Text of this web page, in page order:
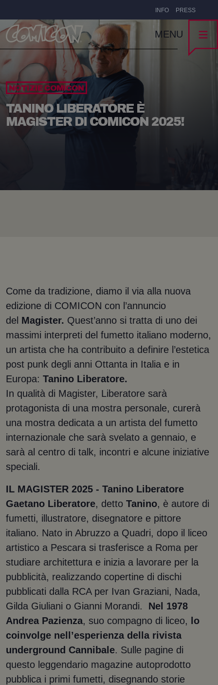
INFO PRESS
MENU
NOTIZIE COMICON
TANINO LIBERATORE È
MAGISTER DI COMICON 2025!
Come da tradizione, diamo il via alla nuova
edizione di COMICON con l’annuncio
del Magister. Quest’anno si tratta di uno dei
massimi interpreti del fumetto italiano moderno,
un artista che ha contribuito a definire l’estetica
post punk degli anni Ottanta in Italia e in
Europa: Tanino Liberatore.
In qualità di Magister, Liberatore sarà
protagonista di una mostra personale, curerà
una mostra dedicata a un artista del fumetto
internazionale che sarà svelato a gennaio, e
sarà al centro di talk, incontri e alcune iniziative
speciali.
IL MAGISTER 2025 - Tanino Liberatore
Gaetano Liberatore, detto Tanino, è autore di
fumetti, illustratore, disegnatore e pittore
italiano. Nato in Abruzzo a Quadri, dopo il liceo
artistico a Pescara si trasferisce a Roma per
studiare architettura e inizia a lavorare per la
pubblicità, realizzando copertine di dischi
pubblicati dalla RCA per Ivan Graziani, Nada,
Gilda Giuliani o Gianni Morandi. Nel 1978
Andrea Pazienza, suo compagno di liceo,
lo
coinvolge nell’esperienza della rivista
underground Cannibale. Sulle pagine di
questo leggendario magazine autoprodotto
pubblica i primi fumetti, disegnando storie